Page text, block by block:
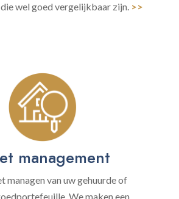
wel goed vergelijkbaar zijn. >>
management
managen van uw gehuurde of
We maken een